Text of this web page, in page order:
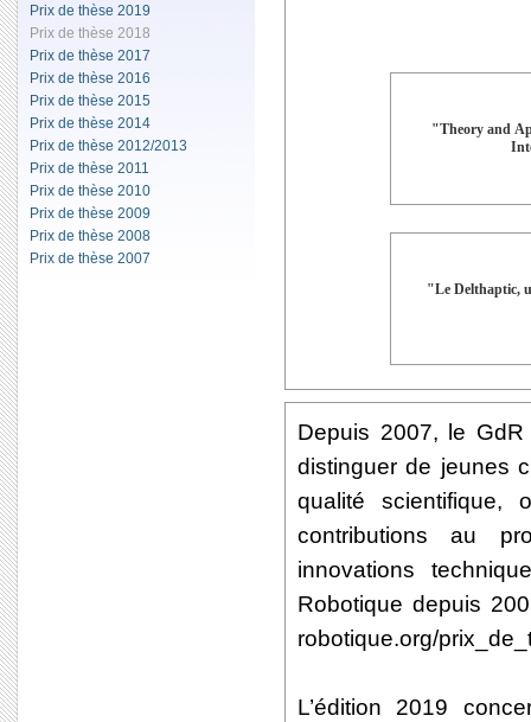
Prix de thèse 2019
Prix de thèse 2018
Prix de thèse 2017
Prix de thèse 2016
Prix de thèse 2015
Prix de thèse 2014
Prix de thèse 2012/2013
Prix de thèse 2011
Prix de thèse 2010
Prix de thèse 2009
Prix de thèse 2008
Prix de thèse 2007
"Theory and
"Le Delthaptic,
Depuis 2007, le
distinguer de jeunes
qualité
contributions au
innovations
Robotique depuis
robotique.org/
L’édition 2019